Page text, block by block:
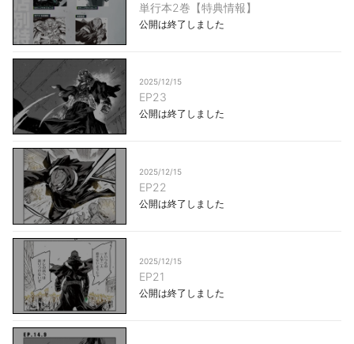
単行本2巻【特典情報】
公開は終了しました
2025/12/15
EP23
公開は終了しました
2025/12/15
EP22
公開は終了しました
2025/12/15
EP21
公開は終了しました